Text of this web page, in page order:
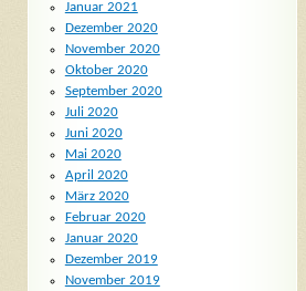
Januar 2021
Dezember 2020
November 2020
Oktober 2020
September 2020
Juli 2020
Juni 2020
Mai 2020
April 2020
März 2020
Februar 2020
Januar 2020
Dezember 2019
November 2019